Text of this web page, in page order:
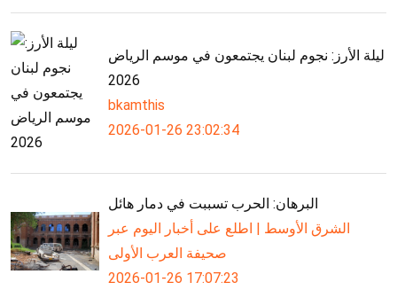
ليلة الأرز: نجوم لبنان يجتمعون في موسم الرياض
2026
bkamthis
2026-01-26 23:02:34
البرهان: الحرب تسببت في دمار هائل
الشرق الأوسط | اطلع على أخبار اليوم عبر
صحيفة العرب الأولى
2026-01-26 17:07:23